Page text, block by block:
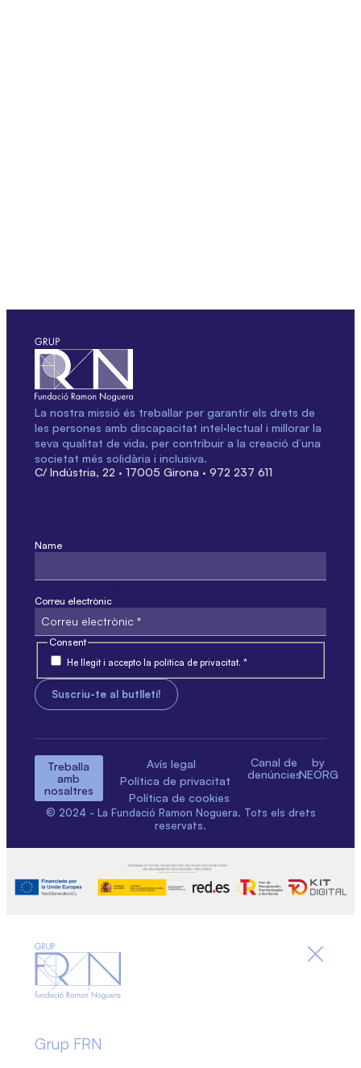
La nostra missió és treballar per garantir els drets de
les persones amb discapacitat intel·lectual i millorar la
seva qualitat de vida, per contribuir a la creació d’una
societat més solidària i inclusiva.
C/ Indústria, 22 · 17005 Girona · 972 237 611
Name
Correu electrònic
Consent
He llegit i accepto la política de privacitat. *
Treballa
amb
nosaltres
Avís legal
Política de privacitat
Política de cookies
Canal de
denúncies
by
NEORG
© 2024 - La Fundació Ramon Noguera. Tots els drets
reservats.
Grup FRN